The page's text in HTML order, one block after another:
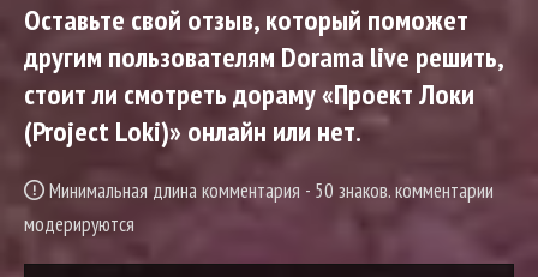
Оставьте свой отзыв, который поможет
другим пользователям Dorama live решить,
стоит ли смотреть дораму «Проект Локи
(Project Loki)» онлайн или нет.
Минимальная длина комментария - 50 знаков. комментарии
модерируются